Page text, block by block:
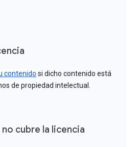
contenido si dicho contenido está
de propiedad intelectual.
cubre la licencia